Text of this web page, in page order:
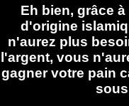
Eh bien, grâce
d'origine
n'aurez plus
l'argent, vous
gagner votre pain